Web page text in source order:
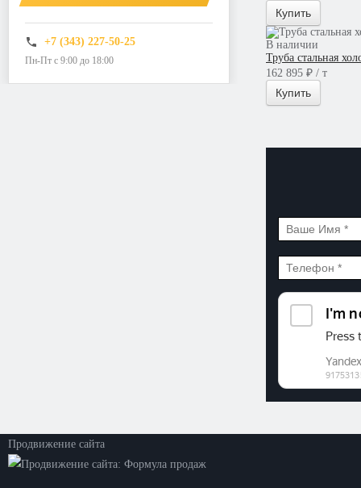
+7 (343) 227-50-25
Пн-Пт с 9:00 до 18:00
Купить
В наличии
Труба стальная
162 895 ₽ / т
Купить
Продвижение сайта